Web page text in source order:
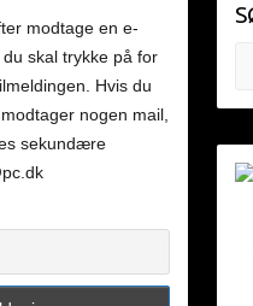
modtage en e-
skal trykke på for
Hvis du
nogen mail,
sekundære